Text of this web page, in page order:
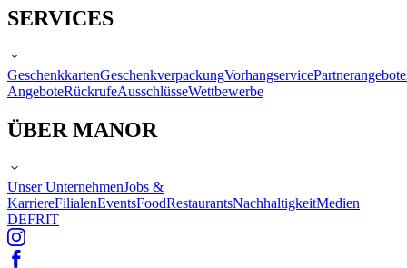
SERVICES
GeschenkkartenGeschenkverpackungVorhangservicePartnerangebote
AngeboteRückrufeAusschlüsseWettbewerbe
ÜBER MANOR
Unser UnternehmenJobs &
KarriereFilialenEventsFoodRestaurantsNachhaltigkeitMedien
DEFRIT